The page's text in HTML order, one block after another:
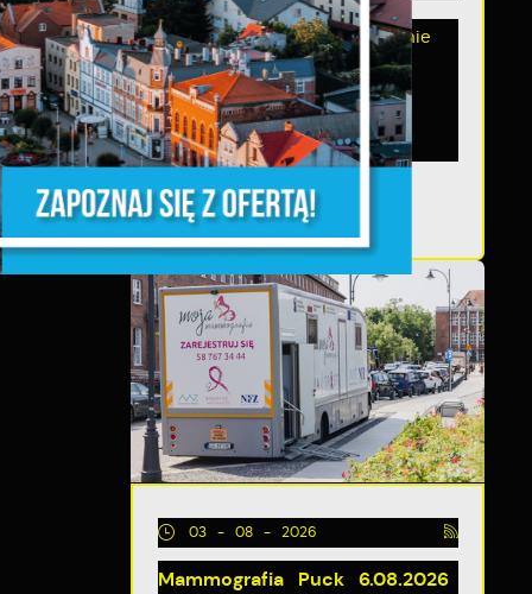
Szanowni Państwo, serdecznie
zapraszamy na otwarte
spotkanie konsultacyjne,
poświęcone powołaniu...
03 - 08 - 2026
Mammografia Puck 6.08.2026